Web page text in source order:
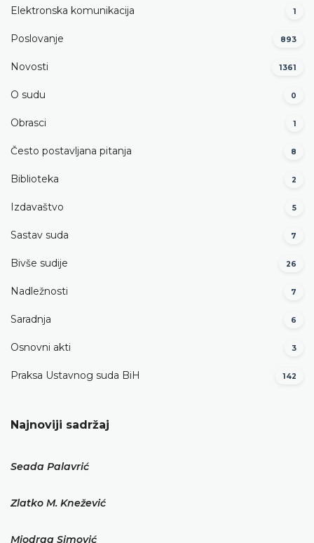
Elektronska komunikacija 1
Poslovanje 893
Novosti 1361
O sudu 0
Obrasci 1
Često postavljana pitanja 8
Biblioteka 2
Izdavaštvo 5
Sastav suda 7
Bivše sudije 26
Nadležnosti 7
Saradnja 6
Osnovni akti 3
Praksa Ustavnog suda BiH 142
Najnoviji sadržaj
Seada Palavrić
Zlatko M. Knežević
Miodrag Simović